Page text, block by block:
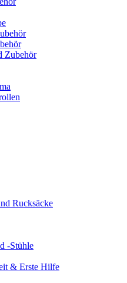
Zubehör
Rucksäcke
-Stühle
& Erste Hilfe